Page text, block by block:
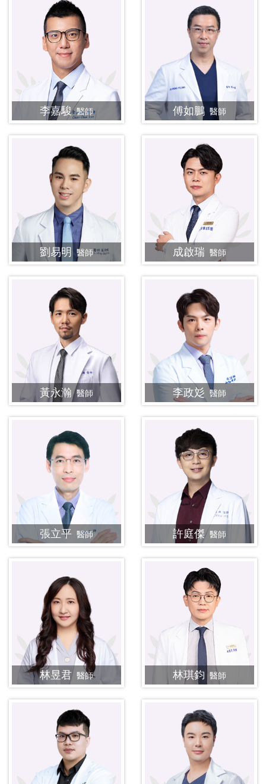
李嘉駿 醫師 傅如鵬 醫師
劉易明 醫師 成啟瑞 醫師
黃永瀚 醫師 李政彣 醫師
張立平 醫師 許庭傑 醫師
林昱君 醫師 林琪鈞 醫師